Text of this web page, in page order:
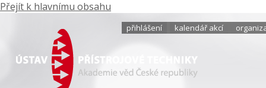
Přejít k hlavnímu obsahu
přihlášení kalendář akcí